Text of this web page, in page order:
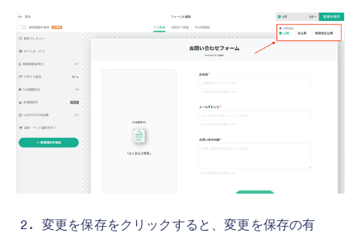
変更を保存をクリックすると、変更を保存の有